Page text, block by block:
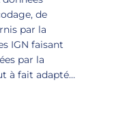
de
par la
IGN faisant
par la
à fait adapté…